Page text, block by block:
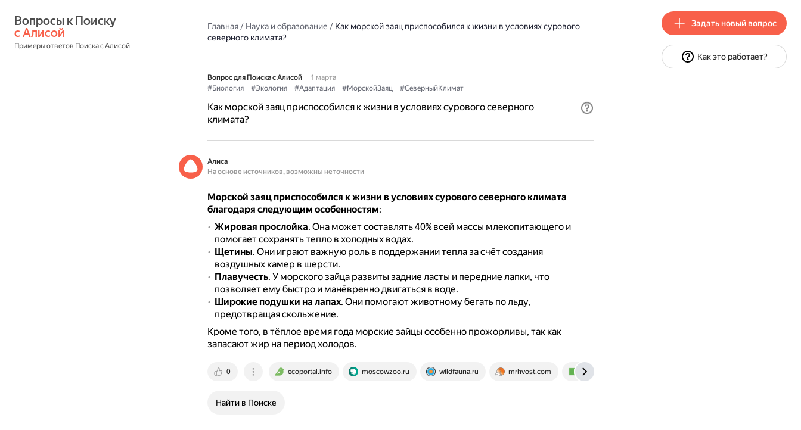
с Алисой
Примеры ответов Поиска с Алисой
Главная/ Наука и образование / Как морской заяц приспособился к жизни в условиях сурового
северного климата?
Вопрос для Поиска с Алисой
1 марта
#Биология
#Экология #Адаптация #МорскойЗаяц #СеверныйКлимат
Как морской заяц приспособился к жизни в условиях сурового северного
климата?
Алиса
На основе источников, возможны неточности
Морской заяц приспособился к жизни в условиях сурового северного климата
благодаря следующим особенностям:
Жировая прослойка. Она может составлять 40% всей массы млекопитающего и
помогает сохранять тепло в холодных водах.
Щетины. Они играют важную роль в поддержании тепла за счёт создания
воздушных камер в шерсти.
Плавучесть. У морского зайца развиты задние ласты и передние лапки, что
позволяет ему быстро и манёвренно двигаться в воде.
Широкие подушки на лапах. Они помогают животному бегать по льду,
предотвращая скольжение.
Кроме того, в тёплое время года морские зайцы особенно прожорливы, так как
запасают жир на период холодов.
0 ecoportal.info moscowzoo.ru wildfauna.ru mrhvost.com proza.ru
Найти в Поиске
Задать новый вопрос
Как это работает?